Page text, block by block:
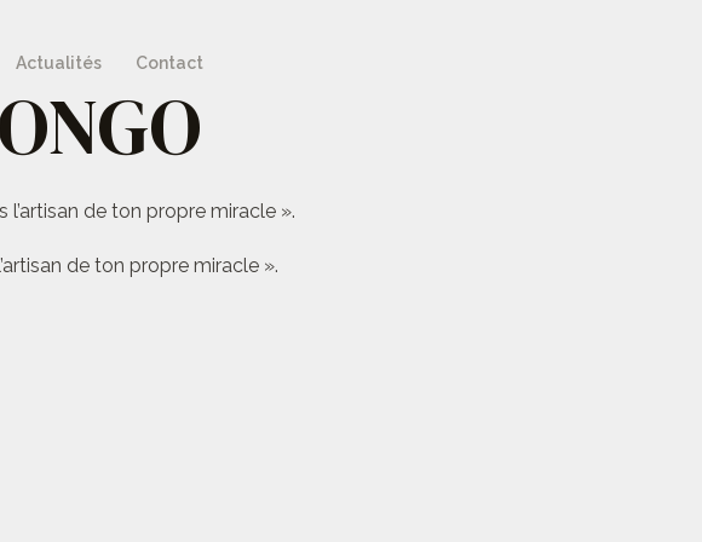
Actualités Contact
l’artisan de ton propre miracle ».
de ton propre miracle ».